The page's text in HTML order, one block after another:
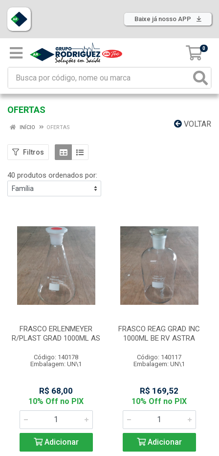
Baixe já nosso APP
0
OFERTAS
VOLTAR
INÍCIO OFERTAS
Filtros
40 produtos ordenados por:
FRASCO ERLENMEYER
R/PLAST GRAD 1000ML AS
Código: 140178
Embalagem: UN\1
R$ 68,00
10% Off no PIX
Adicionar
FRASCO REAG GRAD INC
1000ML BE RV ASTRA
Código: 140117
Embalagem: UN\1
R$ 169,52
10% Off no PIX
Adicionar